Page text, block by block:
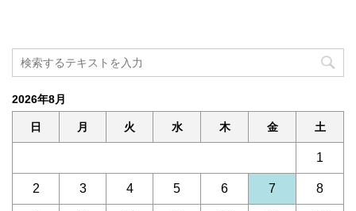
2026年8月
日 月 火 水 木 金 土
1
2 3 4 5 6 7 8